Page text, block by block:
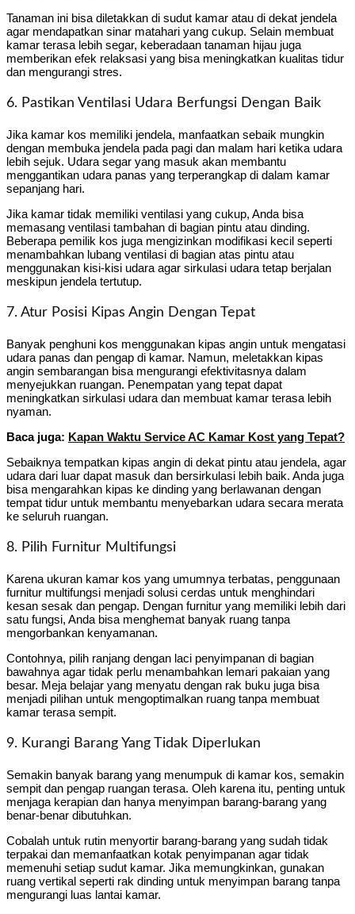
Tanaman ini bisa diletakkan di sudut kamar atau di dekat jendela
agar mendapatkan sinar matahari yang cukup. Selain membuat
kamar terasa lebih segar, keberadaan tanaman hijau juga
memberikan efek relaksasi yang bisa meningkatkan kualitas tidur
dan mengurangi stres.
6. Pastikan Ventilasi Udara Berfungsi Dengan Baik
Jika kamar kos memiliki jendela, manfaatkan sebaik mungkin
dengan membuka jendela pada pagi dan malam hari ketika udara
lebih sejuk. Udara segar yang masuk akan membantu
menggantikan udara panas yang terperangkap di dalam kamar
sepanjang hari.
Jika kamar tidak memiliki ventilasi yang cukup, Anda bisa
memasang ventilasi tambahan di bagian pintu atau dinding.
Beberapa pemilik kos juga mengizinkan modifikasi kecil seperti
menambahkan lubang ventilasi di bagian atas pintu atau
menggunakan kisi-kisi udara agar sirkulasi udara tetap berjalan
meskipun jendela tertutup.
7. Atur Posisi Kipas Angin Dengan Tepat
Banyak penghuni kos menggunakan kipas angin untuk mengatasi
udara panas dan pengap di kamar. Namun, meletakkan kipas
angin sembarangan bisa mengurangi efektivitasnya dalam
menyejukkan ruangan. Penempatan yang tepat dapat
meningkatkan sirkulasi udara dan membuat kamar terasa lebih
nyaman.
Baca juga: Kapan Waktu Service AC Kamar Kost yang Tepat?
Sebaiknya tempatkan kipas angin di dekat pintu atau jendela, agar
udara dari luar dapat masuk dan bersirkulasi lebih baik. Anda juga
bisa mengarahkan kipas ke dinding yang berlawanan dengan
tempat tidur untuk membantu menyebarkan udara secara merata
ke seluruh ruangan.
8. Pilih Furnitur Multifungsi
Karena ukuran kamar kos yang umumnya terbatas, penggunaan
furnitur multifungsi menjadi solusi cerdas untuk menghindari
kesan sesak dan pengap. Dengan furnitur yang memiliki lebih dari
satu fungsi, Anda bisa menghemat banyak ruang tanpa
mengorbankan kenyamanan.
Contohnya, pilih ranjang dengan laci penyimpanan di bagian
bawahnya agar tidak perlu menambahkan lemari pakaian yang
besar. Meja belajar yang menyatu dengan rak buku juga bisa
menjadi pilihan untuk mengoptimalkan ruang tanpa membuat
kamar terasa sempit.
9. Kurangi Barang Yang Tidak Diperlukan
Semakin banyak barang yang menumpuk di kamar kos, semakin
sempit dan pengap ruangan terasa. Oleh karena itu, penting untuk
menjaga kerapian dan hanya menyimpan barang-barang yang
benar-benar dibutuhkan.
Cobalah untuk rutin menyortir barang-barang yang sudah tidak
terpakai dan memanfaatkan kotak penyimpanan agar tidak
memenuhi setiap sudut kamar. Jika memungkinkan, gunakan
ruang vertikal seperti rak dinding untuk menyimpan barang tanpa
mengurangi luas lantai kamar.